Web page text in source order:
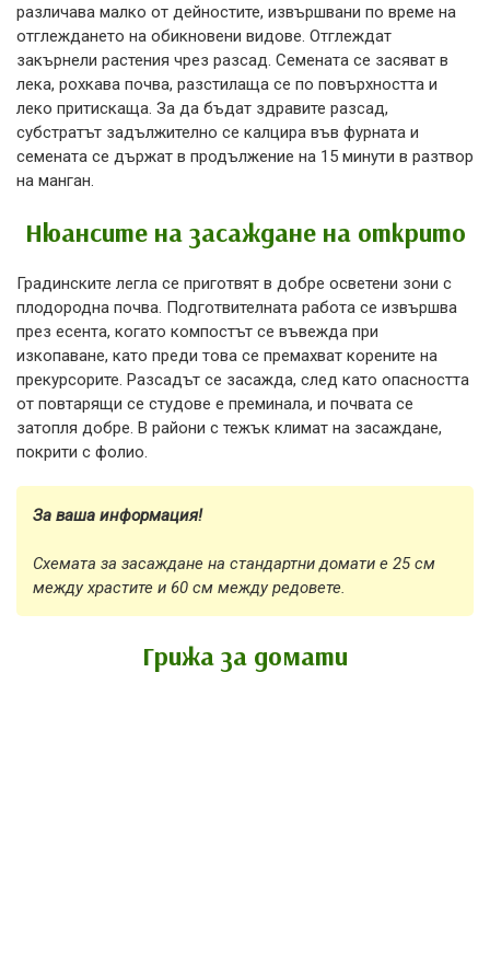
различава малко от дейностите, извършвани по време на
отглеждането на обикновени видове. Отглеждат
закърнели растения чрез разсад. Семената се засяват в
лека, рохкава почва, разстилаща се по повърхността и
леко притискаща. За да бъдат здравите разсад,
субстратът задължително се калцира във фурната и
семената се държат в продължение на 15 минути в разтвор
на манган.
Нюансите на засаждане на открито
Градинските легла се приготвят в добре осветени зони с
плодородна почва. Подготвителната работа се извършва
през есента, когато компостът се въвежда при
изкопаване, като преди това се премахват корените на
прекурсорите. Разсадът се засажда, след като опасността
от повтарящи се студове е преминала, и почвата се
затопля добре. В райони с тежък климат на засаждане,
покрити с фолио.
За ваша информация!
Схемата за засаждане на стандартни домати е 25 см
между храстите и 60 см между редовете.
Грижа за домати